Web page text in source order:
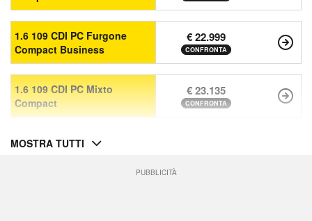
1.6 109 CDI PC Furgone
Compact Business
€ 22.999
CONFRONTA
1.6 109 CDI PC Mixto
Compact
€ 23.135
CONFRONTA
MOSTRA TUTTI
PUBBLICITÀ